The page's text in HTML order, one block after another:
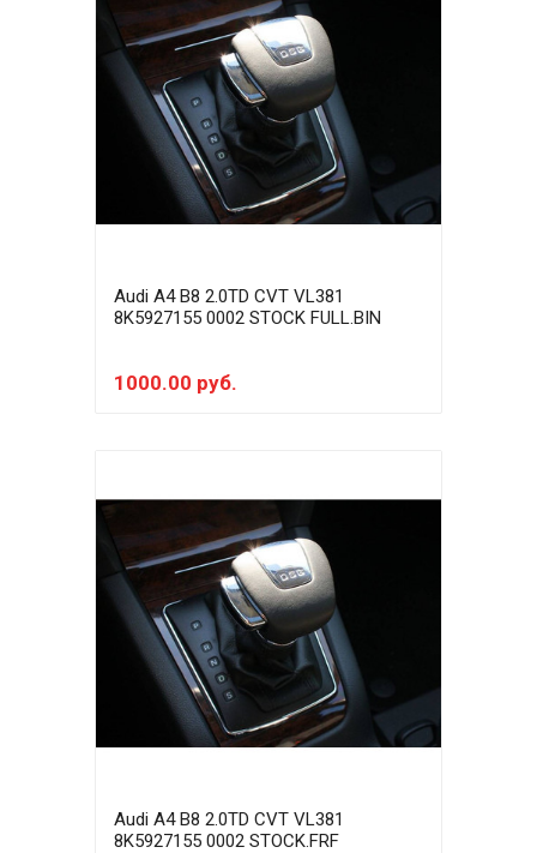
Audi A4 B8 2.0TD CVT VL381
8K5927155 0002 STOCK FULL.BIN
1000.00 руб.
Audi A4 B8 2.0TD CVT VL381
8K5927155 0002 STOCK.FRF